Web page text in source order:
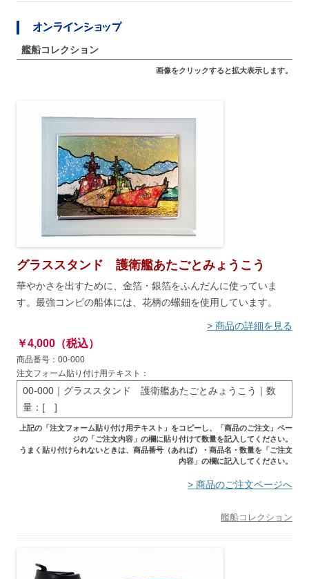
艦船コレクション
画像をクリックすると拡大表示します。
グラススタンド 護衛艦あたごとみょうこう
華やかさを出すために、金箔・銀箔をふんだんに使っていま
す。最強コンビの船体には、花柄の螺鈿を使用しています。
> 商品の詳細を見る
￥4,000（税込）
商品番号：00-000
注文フォーム貼り付け用テキスト：
00-000｜グラススタンド 護衛艦あたごとみょうこう｜数
量：[ ]
上記の「注文フォーム貼り付け用テキスト」をコピーし、「商品のご注文」ペー
ジの「ご注文内容」の欄に貼り付けて数量を記入してください。
うまく貼り付けられないときは、商品番号（あれば）・商品名・数量を「ご注文
内容」の欄に記入してください。
> 商品のご注文ページへ
艦船コレクション